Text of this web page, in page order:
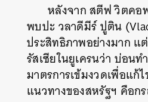
หลังจาก สตีฟ วิตคอ
พบปะ วลาดีมีร์ ปูติน
ประสิทธิภาพอย่างมาก แ
รัสเซียในยูเครนว่า บ่อน
มาตรการเข้มงวดเพื่อแ
แนวทางของสหรัฐฯ คือก